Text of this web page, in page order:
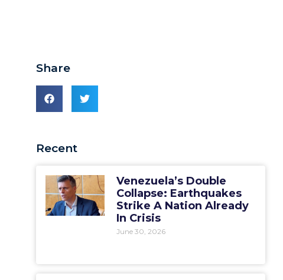
Share
Recent
Venezuela’s Double
Collapse: Earthquakes
Strike A Nation Already
In Crisis
June 30, 2026